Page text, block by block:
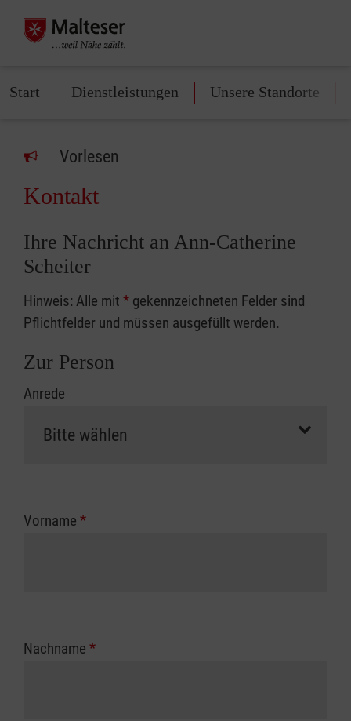
Start Dienstleistungen Unsere Standorte
Vorlesen
Kontakt
Ihre Nachricht an Ann-Catherine
Scheiter
Hinweis: Alle mit * gekennzeichneten Felder sind
Pflichtfelder und müssen ausgefüllt werden.
Zur Person
Anrede
Vorname *
Nachname *